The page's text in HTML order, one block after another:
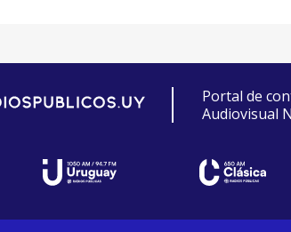
Portal de
Audiovisual